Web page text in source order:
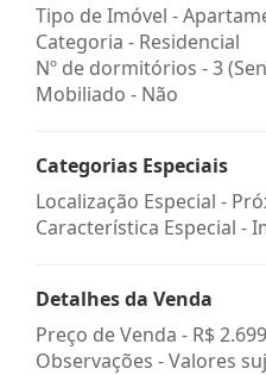
Tipo de Imóvel -
Categoria - Residencial
Nº de dormitórios - 3
Mobiliado - Não
Categorias Especiais
Localização Especial -
Característica Especial -
Detalhes da Venda
Preço de Venda - R$
Observações - Valores